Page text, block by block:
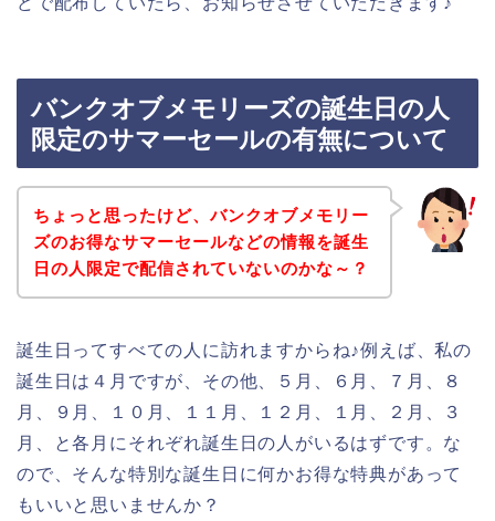
バンクオブメモリーズの誕生日の人
限定のサマーセールの有無について
ちょっと思ったけど、バンクオブメモリー
ズのお得なサマーセールなどの情報を誕生
日の人限定で配信されていないのかな～？
誕生日ってすべての人に訪れますからね♪例えば、私の
誕生日は４月ですが、その他、５月、６月、７月、８
月、９月、１０月、１１月、１２月、１月、２月、３
月、と各月にそれぞれ誕生日の人がいるはずです。な
ので、そんな特別な誕生日に何かお得な特典があって
もいいと思いませんか？